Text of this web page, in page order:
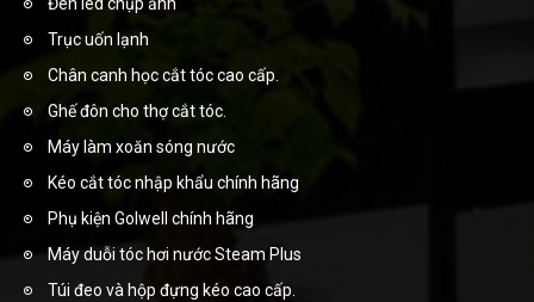
Đèn led chụp ảnh
Trục uốn lạnh
Chân canh học cắt tóc cao cấp.
Ghế đôn cho thợ cắt tóc.
Máy làm xoăn sóng nước
Kéo cắt tóc nhập khẩu chính hãng
Phụ kiện Golwell chính hãng
Máy duỗi tóc hơi nước Steam Plus
Túi đeo và hộp đựng kéo cao cấp.